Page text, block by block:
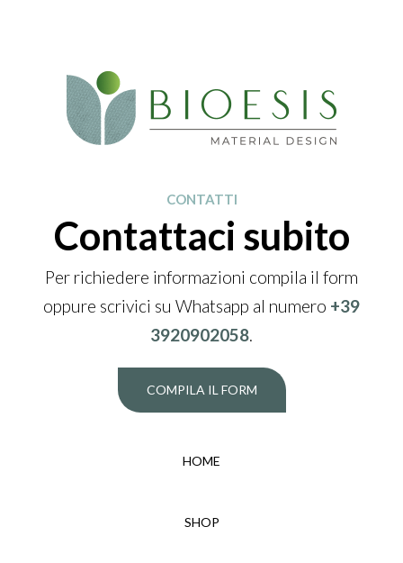
CONTATTI
Contattaci subito
Per richiedere informazioni compila il form
oppure scrivici su Whatsapp al numero +39
3920902058
COMPILA IL FORM
HOME
SHOP